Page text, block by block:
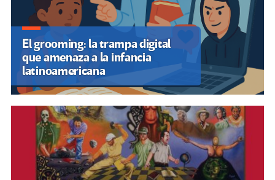
El grooming: la trampa digital
que amenaza a la infancia
latinoamericana